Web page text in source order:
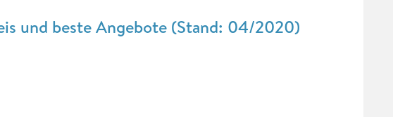
und beste Angebote (Stand: 04/2020)